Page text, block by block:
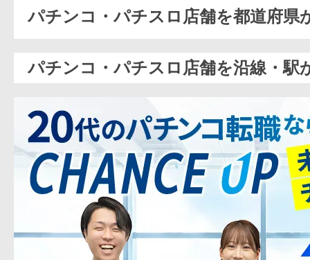
パチンコ・パチスロ店舗を都道府県
パチンコ・パチスロ店舗を沿線・駅